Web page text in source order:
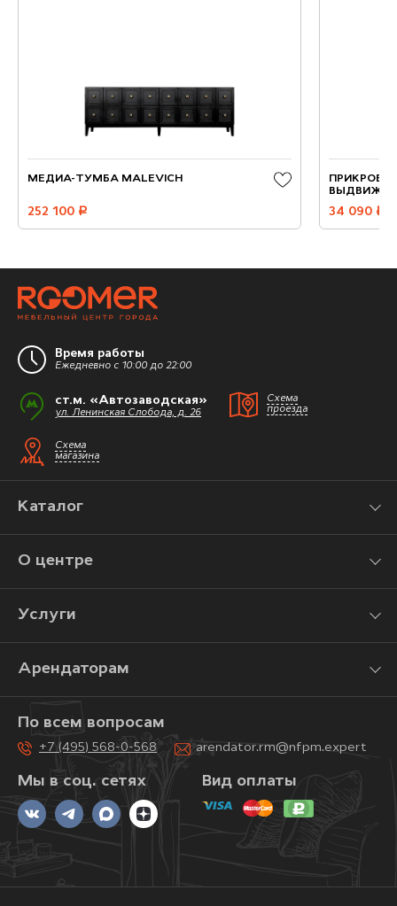
МЕДИА-ТУМБА MALEVICH
252 100 руб. 34 090 руб.
Время работы
Ежедневно с 10:00 до 22:00
ст.м. «Автозаводская»
ул. Ленинская Слобода, д. 26
Схема
проезда
Схема
магазина
Каталог
О центре
Услуги
Арендаторам
Мы в соц. сетях
По всем вопросам
+7 (495) 568-0-568 arendator.rm@nfpm.expert
Вид оплаты